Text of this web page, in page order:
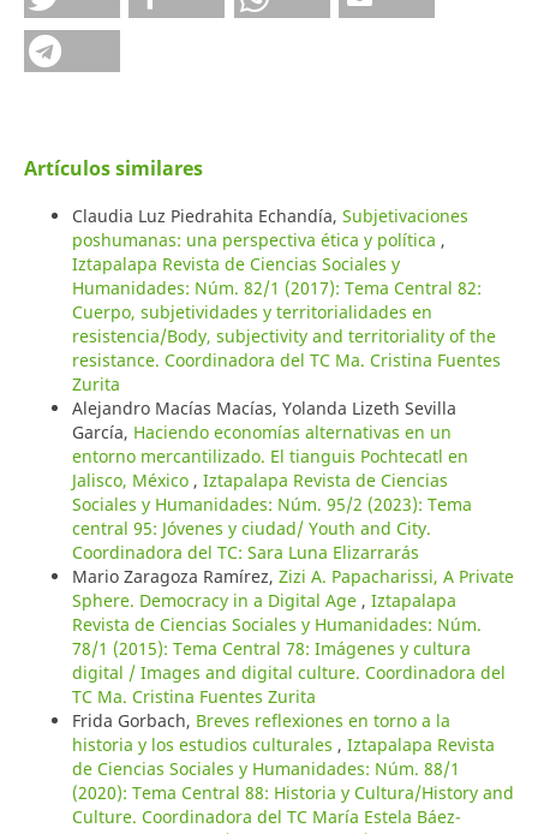
Artículos similares
Claudia Luz Piedrahita Echandía, Subjetivaciones
poshumanas: una perspectiva ética y política ,
Iztapalapa Revista de Ciencias Sociales y
Humanidades: Núm. 82/1 (2017): Tema Central 82:
Cuerpo, subjetividades y territorialidades en
resistencia/Body, subjectivity and territoriality of the
resistance. Coordinadora del TC Ma. Cristina Fuentes
Zurita
Alejandro Macías Macías, Yolanda Lizeth Sevilla
García, Haciendo economías alternativas en un
entorno mercantilizado. El tianguis Pochtecatl en
Jalisco, México , Iztapalapa Revista de Ciencias
Sociales y Humanidades: Núm. 95/2 (2023): Tema
central 95: Jóvenes y ciudad/ Youth and City.
Coordinadora del TC: Sara Luna Elizarrarás
Mario Zaragoza Ramírez, Zizi A. Papacharissi, A Private
Sphere. Democracy in a Digital Age , Iztapalapa
Revista de Ciencias Sociales y Humanidades: Núm.
78/1 (2015): Tema Central 78: Imágenes y cultura
digital / Images and digital culture. Coordinadora del
TC Ma. Cristina Fuentes Zurita
Frida Gorbach, Breves reflexiones en torno a la
historia y los estudios culturales , Iztapalapa Revista
de Ciencias Sociales y Humanidades: Núm. 88/1
(2020): Tema Central 88: Historia y Cultura/History and
Culture. Coordinadora del TC María Estela Báez-